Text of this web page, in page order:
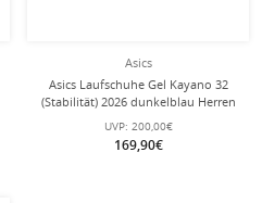
Asics
Asics Laufschuhe Gel Kayano 32
(Stabilität) 2026 dunkelblau Herren
UVP: 200,00€
169,90€